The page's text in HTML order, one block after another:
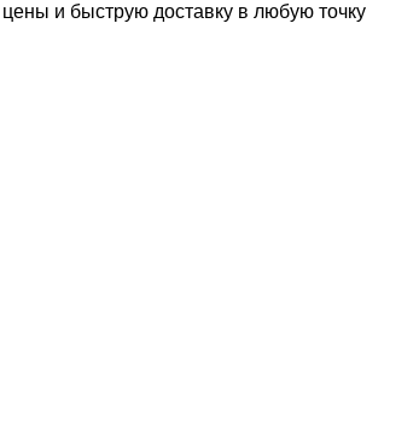
и быструю доставку в любую точку